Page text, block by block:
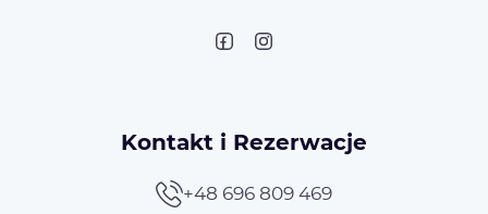
Kontakt i Rezerwacje
+48 696 809 469